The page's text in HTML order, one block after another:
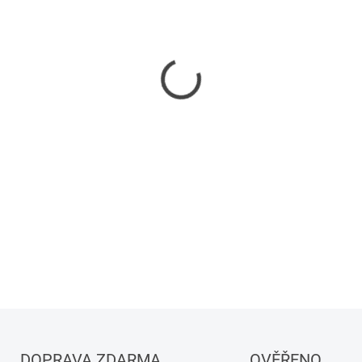
DETAILNÍ INFORMACE